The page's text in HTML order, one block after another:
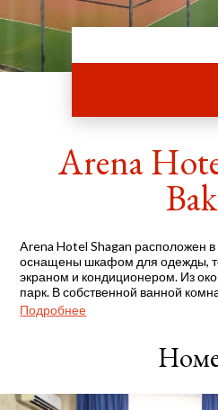
Arena
Arena Hotel Shagan расположен
оснащены шкафом для одежды,
экраном и кондиционером. Из
парк. В собственной ванной
предоставляются бесплатные
принадлежности. К услугам
настольного тенниса,
тенниса, а также фитнес-центр. В
завтрак.
Подробнее